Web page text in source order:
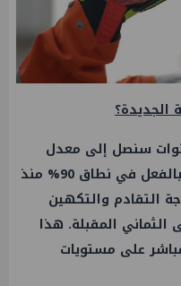
الجديدة؟
سنصل إلى معدل
تشغيل 100% لمنصات الحفر. نحن بالفعل في نطاق 90% منذ
التقادم والتكهين
الثماني المقبلة. هذا
على مستويات